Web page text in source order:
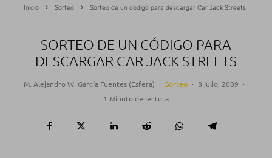
Inicio Sorteo Sorteo de un código para descargar Car Jack Streets
SORTEO DE UN CÓDIGO PARA
DESCARGAR CAR JACK STREETS
M. Alejandro W. García Fuentes (Esfera) · Sorteo · 8 julio, 2009 ·
1 Minuto de lectura